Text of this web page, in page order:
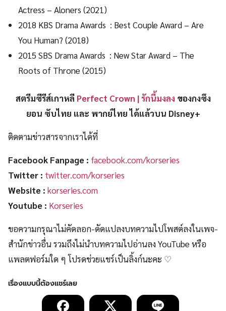
Actress – Aloners (2021)
2018 KBS Drama Awards : Best Couple Award – Are
You Human? (2018)
2015 SBS Drama Awards : New Star Award – The
Roots of Throne (2015)
สตรีมซีรีส์เกาหลี Perfect Crown | รักนี้มงลงของกงซึง
ยอน ซับไทย และ พากย์ไทย ได้แล้วบน Disney+
ติดตามข่าวสารจากเราได้ที่
Facebook Fanpage : facebook.com/korseries
Twitter : twitter.com/korseries
Website : korseries.com
Youtube : Korseries
ขอความกรุณาไม่คัดลอก-ดัดแปลงบทความไปโพสต์ลงในเพจ-
สำนักข่าวอื่น รวมถึงไม่นำบทความไปอ่านลง YouTube หรือ
แพลตฟอร์มใด ๆ โปรดช่วยแชร์เป็นลิ้งก์นะคะ ♡